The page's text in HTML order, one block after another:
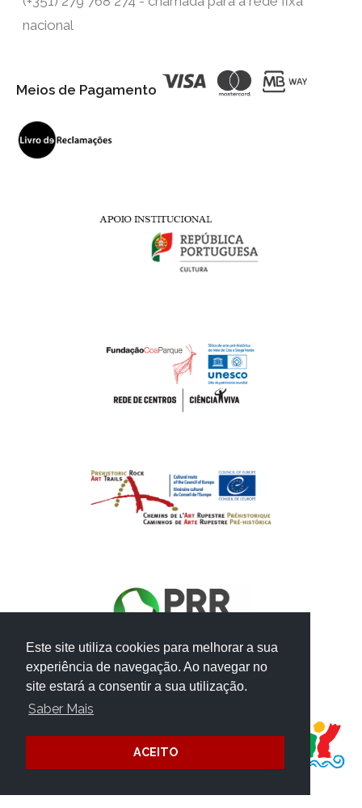
Este site utiliza cookies para melhorar a sua
experiência de navegação. Ao navegar no
site estará a consentir a sua utilização.
Saber Mais
ACEITO
nacional
Meios de Pagamento